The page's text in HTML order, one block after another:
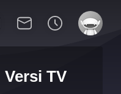
Versi TV